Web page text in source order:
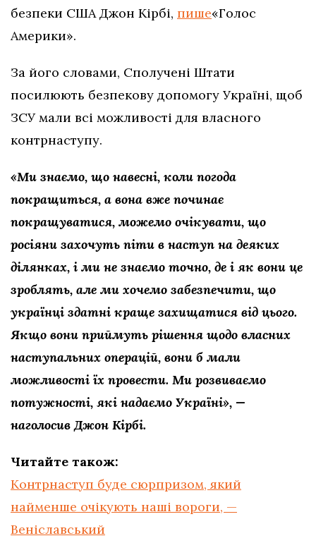
безпеки США Джон Кірбі, пише«Голос
Америки».
За його словами, Сполучені Штати
посилюють безпекову допомогу Україні, щоб
ЗСУ мали всі можливості для власного
контрнаступу.
«Ми знаємо, що навесні, коли погода
покращиться, а вона вже починає
покращуватися, можемо очікувати, що
росіяни захочуть піти в наступ на деяких
ділянках, і ми не знаємо точно, де і як вони це
зроблять, але ми хочемо забезпечити, що
українці здатні краще захищатися від цього.
Якщо вони приймуть рішення щодо власних
наступальних операцій, вони б мали
можливості їх провести. Ми розвиваємо
потужності, які надаємо Україні», —
наголосив Джон Кірбі.
Читайте також:
Контрнаступ буде сюрпризом, який
найменше очікують наші вороги, —
Веніславський